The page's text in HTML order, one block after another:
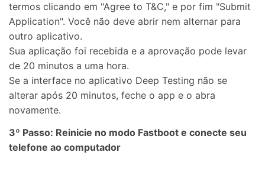
termos clicando em "Agree to T&C," e por fim "Submit
Application". Você não deve abrir nem alternar para
outro aplicativo.
Sua aplicação foi recebida e a aprovação pode levar
de 20 minutos a uma hora.
Se a interface no aplicativo Deep Testing não se
alterar após 20 minutos, feche o app e o abra
novamente.
3º Passo: Reinicie no modo Fastboot e conecte seu
telefone ao computador